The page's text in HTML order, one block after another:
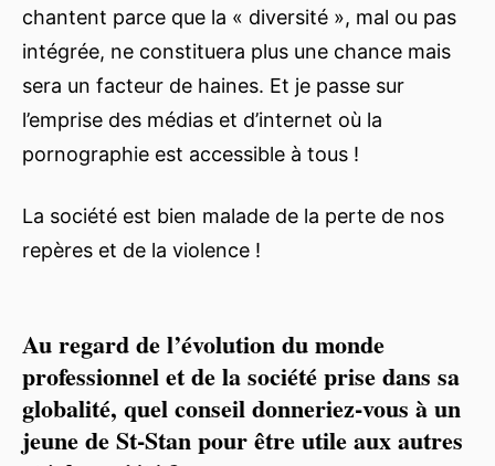
chantent parce que la « diversité », mal ou pas
intégrée, ne constituera plus une chance mais
sera un facteur de haines. Et je passe sur
l’emprise des médias et d’internet où la
pornographie est accessible à tous !
La société est bien malade de la perte de nos
repères et de la violence !
Au regard de l’évolution du monde
professionnel et de la société prise dans sa
globalité, quel conseil donneriez-vous à un
jeune de St-Stan pour être utile aux autres